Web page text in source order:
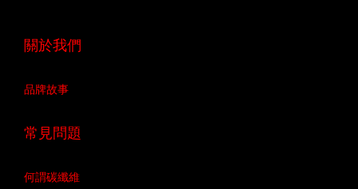
關於我們
品牌故事
常見問題
何謂碳纖維